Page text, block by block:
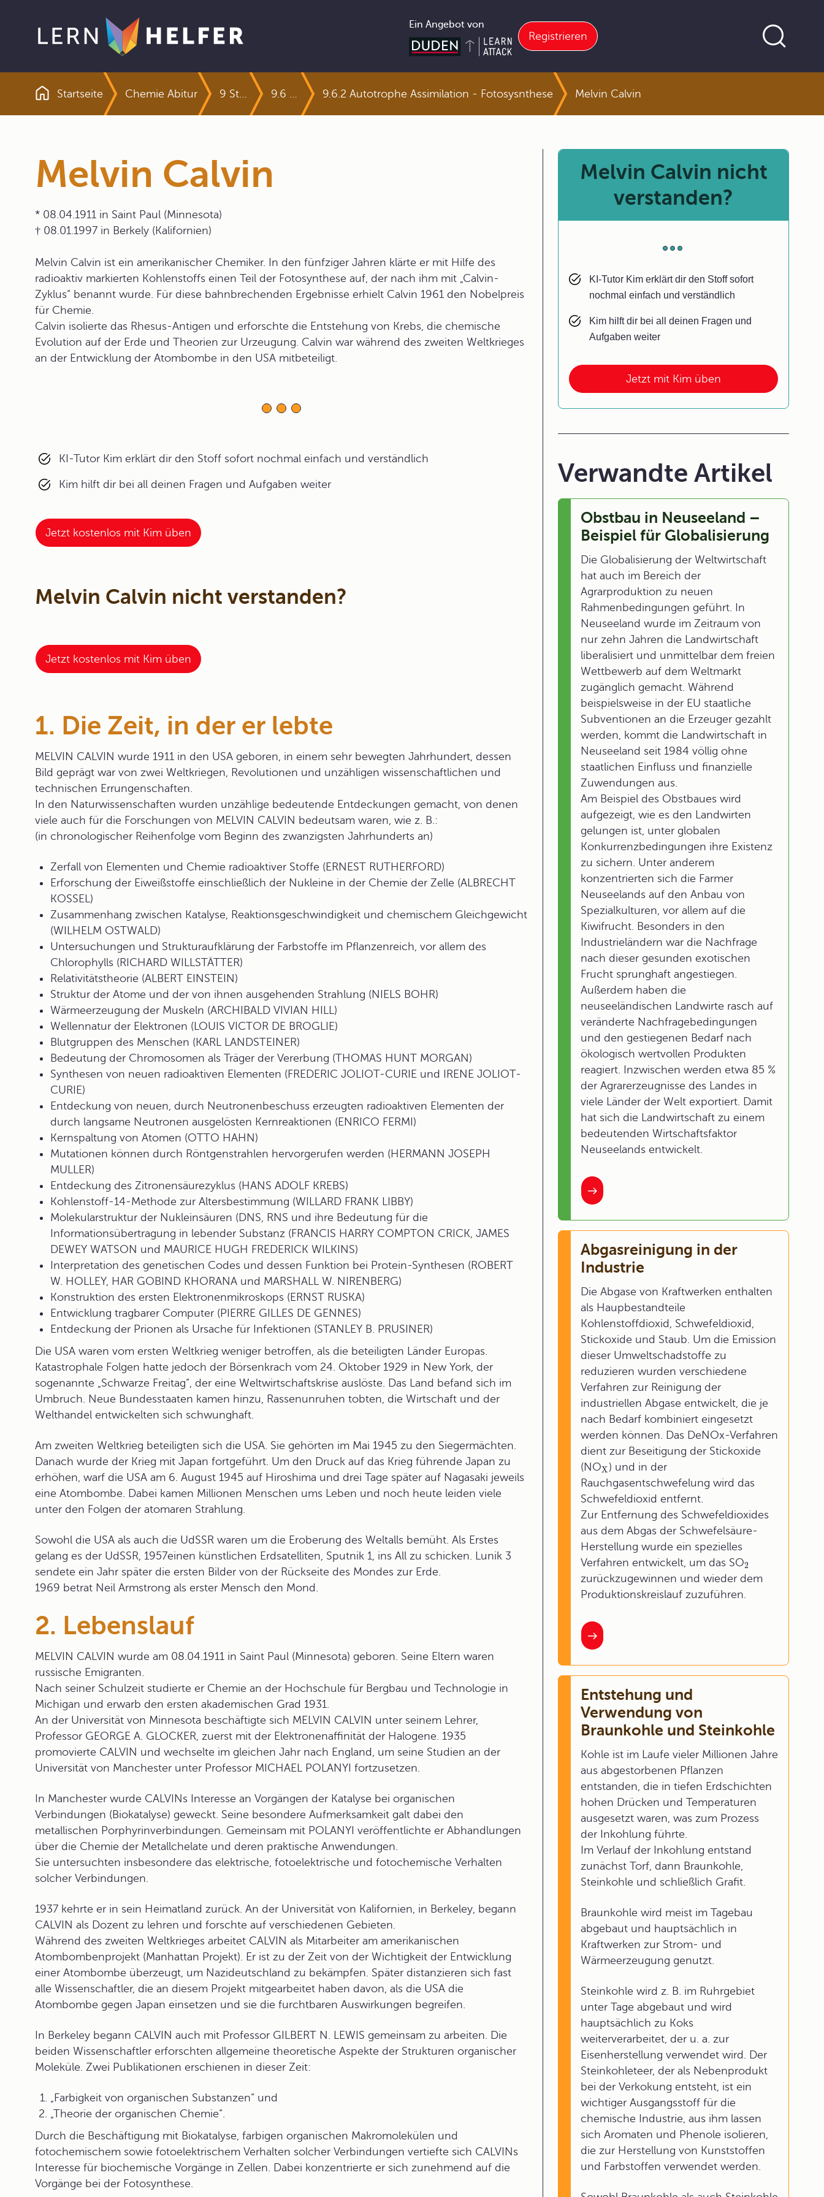
Ein Angebot von
Registrieren
Pfadnavigation
Startseite Chemie Abitur 9.6.2 Autotrophe Assimilation - Fotosysnthese Melvin Calvin
Melvin Calvin
* 08.04.1911 in Saint Paul (Minnesota)
† 08.01.1997 in Berkely (Kalifornien)
Melvin Calvin ist ein amerikanischer Chemiker. In den fünfziger Jahren klärte er mit Hilfe des
radioaktiv markierten Kohlenstoffs einen Teil der Fotosynthese auf, der nach ihm mit „Calvin-
Zyklus“ benannt wurde. Für diese bahnbrechenden Ergebnisse erhielt Calvin 1961 den Nobelpreis
für Chemie.
Calvin isolierte das Rhesus-Antigen und erforschte die Entstehung von Krebs, die chemische
Evolution auf der Erde und Theorien zur Urzeugung. Calvin war während des zweiten Weltkrieges
an der Entwicklung der Atombombe in den USA mitbeteiligt.
KI-Tutor Kim erklärt dir den Stoff sofort nochmal einfach und verständlich
Kim hilft dir bei all deinen Fragen und Aufgaben weiter
Jetzt kostenlos mit Kim üben
Melvin Calvin nicht verstanden?
Jetzt kostenlos mit Kim üben
1. Die Zeit, in der er lebte
MELVIN CALVIN wurde 1911 in den USA geboren, in einem sehr bewegten Jahrhundert, dessen
Bild geprägt war von zwei Weltkriegen, Revolutionen und unzähligen wissenschaftlichen und
technischen Errungenschaften.
In den Naturwissenschaften wurden unzählige bedeutende Entdeckungen gemacht, von denen
viele auch für die Forschungen von MELVIN CALVIN bedeutsam waren, wie z. B.:
(in chronologischer Reihenfolge vom Beginn des zwanzigsten Jahrhunderts an)
Zerfall von Elementen und Chemie radioaktiver Stoffe (ERNEST RUTHERFORD)
Erforschung der Eiweißstoffe einschließlich der Nukleine in der Chemie der Zelle (ALBRECHT
KOSSEL)
Zusammenhang zwischen Katalyse, Reaktionsgeschwindigkeit und chemischem Gleichgewicht
(WILHELM OSTWALD)
Untersuchungen und Strukturaufklärung der Farbstoffe im Pflanzenreich, vor allem des
Chlorophylls (RICHARD WILLSTÄTTER)
Relativitätstheorie (ALBERT EINSTEIN)
Struktur der Atome und der von ihnen ausgehenden Strahlung (NIELS BOHR)
Wärmeerzeugung der Muskeln (ARCHIBALD VIVIAN HILL)
Wellennatur der Elektronen (LOUIS VICTOR DE BROGLIE)
Blutgruppen des Menschen (KARL LANDSTEINER)
Bedeutung der Chromosomen als Träger der Vererbung (THOMAS HUNT MORGAN)
Synthesen von neuen radioaktiven Elementen (FREDERIC JOLIOT-CURIE und IRENE JOLIOT-
CURIE)
Entdeckung von neuen, durch Neutronenbeschuss erzeugten radioaktiven Elementen der
durch langsame Neutronen ausgelösten Kernreaktionen (ENRICO FERMI)
Kernspaltung von Atomen (OTTO HAHN)
Mutationen können durch Röntgenstrahlen hervorgerufen werden (HERMANN JOSEPH
MULLER)
Entdeckung des Zitronensäurezyklus (HANS ADOLF KREBS)
Kohlenstoff-14-Methode zur Altersbestimmung (WILLARD FRANK LIBBY)
Molekularstruktur der Nukleinsäuren (DNS, RNS und ihre Bedeutung für die
Informationsübertragung in lebender Substanz (FRANCIS HARRY COMPTON CRICK, JAMES
DEWEY WATSON und MAURICE HUGH FREDERICK WILKINS)
Interpretation des genetischen Codes und dessen Funktion bei Protein-Synthesen (ROBERT
W. HOLLEY, HAR GOBIND KHORANA und MARSHALL W. NIRENBERG)
Konstruktion des ersten Elektronenmikroskops (ERNST RUSKA)
Entwicklung tragbarer Computer (PIERRE GILLES DE GENNES)
Entdeckung der Prionen als Ursache für Infektionen (STANLEY B. PRUSINER)
Die USA waren vom ersten Weltkrieg weniger betroffen, als die beteiligten Länder Europas.
Katastrophale Folgen hatte jedoch der Börsenkrach vom 24. Oktober 1929 in New York, der
sogenannte „Schwarze Freitag“, der eine Weltwirtschaftskrise auslöste. Das Land befand sich im
Umbruch. Neue Bundesstaaten kamen hinzu, Rassenunruhen tobten, die Wirtschaft und der
Welthandel entwickelten sich schwunghaft.
Am zweiten Weltkrieg beteiligten sich die USA. Sie gehörten im Mai 1945 zu den Siegermächten.
Danach wurde der Krieg mit Japan fortgeführt. Um den Druck auf das Krieg führende Japan zu
erhöhen, warf die USA am 6. August 1945 auf Hiroshima und drei Tage später auf Nagasaki jeweils
eine Atombombe. Dabei kamen Millionen Menschen ums Leben und noch heute leiden viele
unter den Folgen der atomaren Strahlung.
Sowohl die USA als auch die UdSSR waren um die Eroberung des Weltalls bemüht. Als Erstes
gelang es der UdSSR, 1957einen künstlichen Erdsatelliten, Sputnik 1, ins All zu schicken. Lunik 3
sendete ein Jahr später die ersten Bilder von der Rückseite des Mondes zur Erde.
1969 betrat Neil Armstrong als erster Mensch den Mond.
2. Lebenslauf
MELVIN CALVIN wurde am 08.04.1911 in Saint Paul (Minnesota) geboren. Seine Eltern waren
russische Emigranten.
Nach seiner Schulzeit studierte er Chemie an der Hochschule für Bergbau und Technologie in
Michigan und erwarb den ersten akademischen Grad 1931.
An der Universität von Minnesota beschäftigte sich MELVIN CALVIN unter seinem Lehrer,
Professor GEORGE A. GLOCKER, zuerst mit der Elektronenaffinität der Halogene. 1935
promovierte CALVIN und wechselte im gleichen Jahr nach England, um seine Studien an der
Universität von Manchester unter Professor MICHAEL POLANYI fortzusetzen.
In Manchester wurde CALVINs Interesse an Vorgängen der Katalyse bei organischen
Verbindungen (Biokatalyse) geweckt. Seine besondere Aufmerksamkeit galt dabei den
metallischen Porphyrinverbindungen. Gemeinsam mit POLANYI veröffentlichte er Abhandlungen
über die Chemie der Metallchelate und deren praktische Anwendungen.
Sie untersuchten insbesondere das elektrische, fotoelektrische und fotochemische Verhalten
solcher Verbindungen.
1937 kehrte er in sein Heimatland zurück. An der Universität von Kalifornien, in Berkeley, begann
CALVIN als Dozent zu lehren und forschte auf verschiedenen Gebieten.
Während des zweiten Weltkrieges arbeitet CALVIN als Mitarbeiter am amerikanischen
Atombombenprojekt (Manhattan Projekt). Er ist zu der Zeit von der Wichtigkeit der Entwicklung
einer Atombombe überzeugt, um Nazideutschland zu bekämpfen. Später distanzieren sich fast
alle Wissenschaftler, die an diesem Projekt mitgearbeitet haben davon, als die USA die
Atombombe gegen Japan einsetzen und sie die furchtbaren Auswirkungen begreifen.
In Berkeley begann CALVIN auch mit Professor GILBERT N. LEWIS gemeinsam zu arbeiten. Die
beiden Wissenschaftler erforschten allgemeine theoretische Aspekte der Strukturen organischer
Moleküle. Zwei Publikationen erschienen in dieser Zeit:
„Farbigkeit von organischen Substanzen“ und
„Theorie der organischen Chemie“.
Durch die Beschäftigung mit Biokatalyse, farbigen organischen Makromolekülen und
fotochemischem sowie fotoelektrischem Verhalten solcher Verbindungen vertiefte sich CALVINs
Interesse für biochemische Vorgänge in Zellen. Dabei konzentrierte er sich zunehmend auf die
Vorgänge bei der Fotosynthese.
Jetzt mit Kim üben
Melvin Calvin nicht
verstanden?
KI-Tutor Kim erklärt dir den Stoff sofort
nochmal einfach und verständlich
Kim hilft dir bei all deinen Fragen und
Aufgaben weiter
Verwandte Artikel
Obstbau in Neuseeland –
Beispiel für Globalisierung
Die Globalisierung der Weltwirtschaft
hat auch im Bereich der
Agrarproduktion zu neuen
Rahmenbedingungen geführt. In
Neuseeland wurde im Zeitraum von
nur zehn Jahren die Landwirtschaft
liberalisiert und unmittelbar dem freien
Wettbewerb auf dem Weltmarkt
zugänglich gemacht. Während
beispielsweise in der EU staatliche
Subventionen an die Erzeuger gezahlt
werden, kommt die Landwirtschaft in
Neuseeland seit 1984 völlig ohne
staatlichen Einfluss und finanzielle
Zuwendungen aus.
Am Beispiel des Obstbaues wird
aufgezeigt, wie es den Landwirten
gelungen ist, unter globalen
Konkurrenzbedingungen ihre Existenz
zu sichern. Unter anderem
konzentrierten sich die Farmer
Neuseelands auf den Anbau von
Spezialkulturen, vor allem auf die
Kiwifrucht. Besonders in den
Industrieländern war die Nachfrage
nach dieser gesunden exotischen
Frucht sprunghaft angestiegen.
Außerdem haben die
neuseeländischen Landwirte rasch auf
veränderte Nachfragebedingungen
und den gestiegenen Bedarf nach
ökologisch wertvollen Produkten
reagiert. Inzwischen werden etwa 85 %
der Agrarerzeugnisse des Landes in
viele Länder der Welt exportiert. Damit
hat sich die Landwirtschaft zu einem
bedeutenden Wirtschaftsfaktor
Neuseelands entwickelt.
Abgasreinigung in der
Industrie
Die Abgase von Kraftwerken enthalten
als Haupbestandteile
Kohlenstoffdioxid, Schwefeldioxid,
Stickoxide und Staub. Um die Emission
dieser Umweltschadstoffe zu
reduzieren wurden verschiedene
Verfahren zur Reinigung der
industriellen Abgase entwickelt, die je
nach Bedarf kombiniert eingesetzt
werden können. Das DeNOx-Verfahren
dient zur Beseitigung der Stickoxide
(NOX) und in der
Rauchgasentschwefelung wird das
Schwefeldioxid entfernt.
Zur Entfernung des Schwefeldioxides
aus dem Abgas der Schwefelsäure-
Herstellung wurde ein spezielles
Verfahren entwickelt, um das SO2
zurückzugewinnen und wieder dem
Produktionskreislauf zuzuführen.
Entstehung und
Verwendung von
Braunkohle und Steinkohle
Kohle ist im Laufe vieler Millionen Jahre
aus abgestorbenen Pflanzen
entstanden, die in tiefen Erdschichten
hohen Drücken und Temperaturen
ausgesetzt waren, was zum Prozess
der Inkohlung führte.
Im Verlauf der Inkohlung entstand
zunächst Torf, dann Braunkohle,
Steinkohle und schließlich Grafit.
Braunkohle wird meist im Tagebau
abgebaut und hauptsächlich in
Kraftwerken zur Strom- und
Wärmeerzeugung genutzt.
Steinkohle wird z. B. im Ruhrgebiet
unter Tage abgebaut und wird
hauptsächlich zu Koks
weiterverarbeitet, der u. a. zur
Eisenherstellung verwendet wird. Der
Steinkohleteer, der als Nebenprodukt
bei der Verkokung entsteht, ist ein
wichtiger Ausgangsstoff für die
chemische Industrie, aus ihm lassen
sich Aromaten und Phenole isolieren,
die zur Herstellung von Kunststoffen
und Farbstoffen verwendet werden.